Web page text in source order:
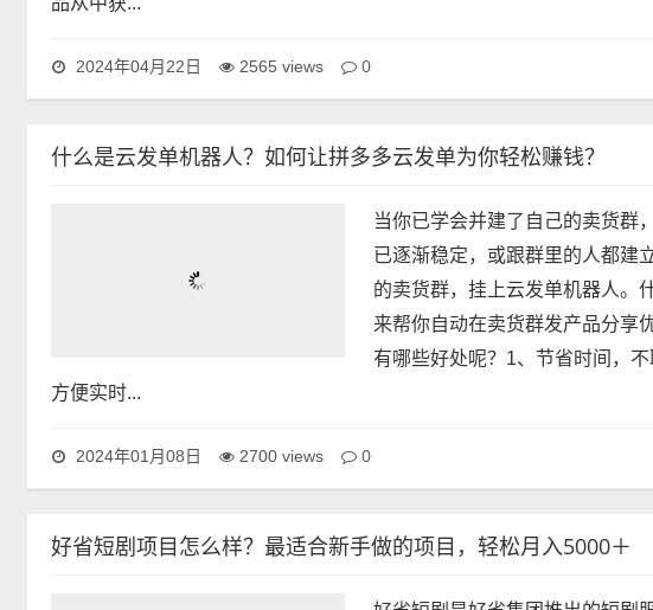
2024年04月22日 2565 views 0
什么是云发单机器人？如何让拼多多云发单为你轻松赚钱？
当你已学会并建了自己的卖货群
已逐渐稳定，或跟群里的人都建
的卖货群，挂上云发单机器人。
来帮你自动在卖货群发产品分享
有哪些好处呢？1、节省时间，
2024年01月08日 2700 views 0
好省短剧项目怎么样？最适合新手做的项目，轻松月入5000＋